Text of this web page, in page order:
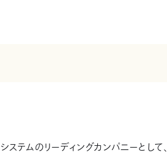
テムのリーディングカンパニーとして、